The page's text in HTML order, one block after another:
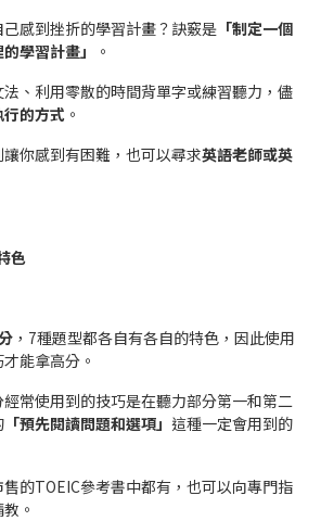
感到挫折的學習計畫？訣竅是 「制定一個
學習計畫」
。
、利用零散的時間背單字或練習聽力，儘
的方式 。
你感到有困難，也可以尋求英語老師或英
色
，7種題型都各自有各自的特色，因此使用
能拿高分。
常使用到的技巧是在聽力部分第一和第二
「預先閱讀問題和選項」 這種一定會用到的
的TOEIC參考書中都有，也可以向專門指
。